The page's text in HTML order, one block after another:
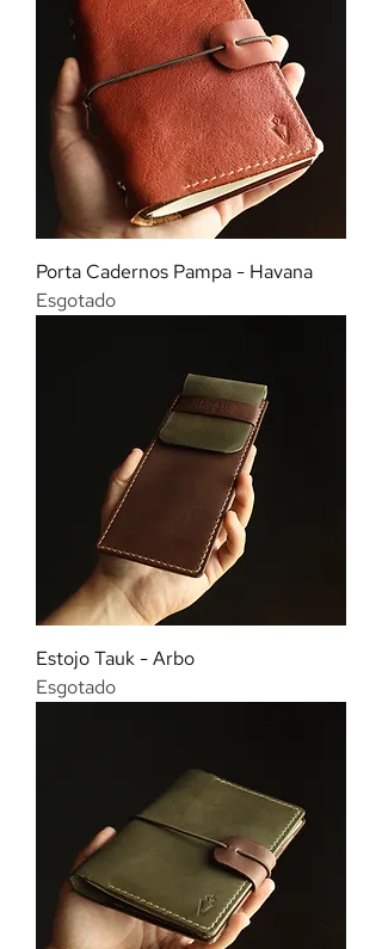
Porta Cadernos Pampa - Havana
Esgotado
Estojo Tauk - Arbo
Esgotado